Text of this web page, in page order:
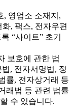
, 영업소 소재지,
, 팩스, 전자우편
“사이트” 초기
보호에 관한 법
, 전자서명법, 정
률, 전자상거래 등
래법 등 관련 법률
수 있습니다.